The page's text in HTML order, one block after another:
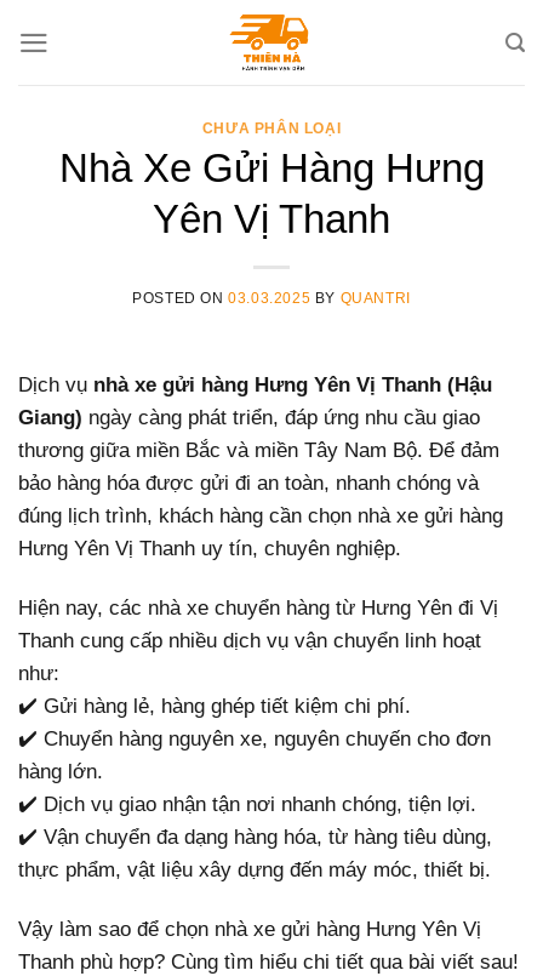
CHƯA PHÂN LOẠI
Nhà Xe Gửi Hàng Hưng
Yên Vị Thanh
POSTED ON03.03.2025 BY QUANTRI
Dịch vụ nhà xe gửi hàng Hưng Yên Vị Thanh (Hậu
Giang) ngày càng phát triển, đáp ứng nhu cầu giao
thương giữa miền Bắc và miền Tây Nam Bộ. Để đảm
bảo hàng hóa được gửi đi an toàn, nhanh chóng và
đúng lịch trình, khách hàng cần chọn nhà xe gửi hàng
Hưng Yên Vị Thanh uy tín, chuyên nghiệp.
Hiện nay, các nhà xe chuyển hàng từ Hưng Yên đi Vị
Thanh cung cấp nhiều dịch vụ vận chuyển linh hoạt
như:
✔️ Gửi hàng lẻ, hàng ghép tiết kiệm chi phí.
✔️ Chuyển hàng nguyên xe, nguyên chuyến cho đơn
hàng lớn.
✔️ Dịch vụ giao nhận tận nơi nhanh chóng, tiện lợi.
✔️ Vận chuyển đa dạng hàng hóa, từ hàng tiêu dùng,
thực phẩm, vật liệu xây dựng đến máy móc, thiết bị.
Vậy làm sao để chọn nhà xe gửi hàng Hưng Yên Vị
Thanh phù hợp? Cùng tìm hiểu chi tiết qua bài viết sau!